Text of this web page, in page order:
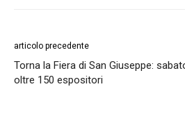
articolo precedente
Torna la Fiera di San Giuseppe:
oltre 150 espositori